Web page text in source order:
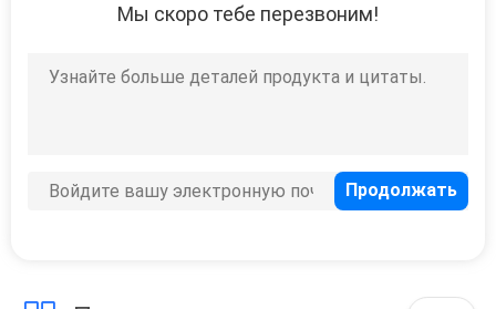
Мы скоро тебе перезвоним!